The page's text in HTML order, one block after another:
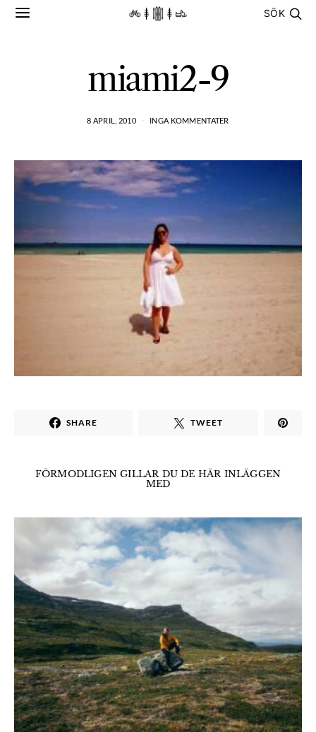
SÖK
miami2-9
8 APRIL, 2010 INGA KOMMENTATER
SHARE TWEET
FÖRMODLIGEN GILLAR DU DE HÄR INLÄGGEN
MED